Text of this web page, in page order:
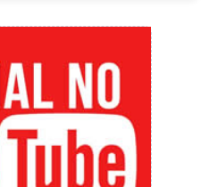
podem continuar o
o progresso do
Gil Paraibano.
discurso disse que era
ao projeto de
a cidade de Picos, e esse